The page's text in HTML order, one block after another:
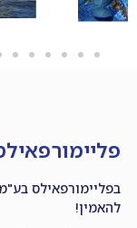
בפליימורפאילס
להאמין!